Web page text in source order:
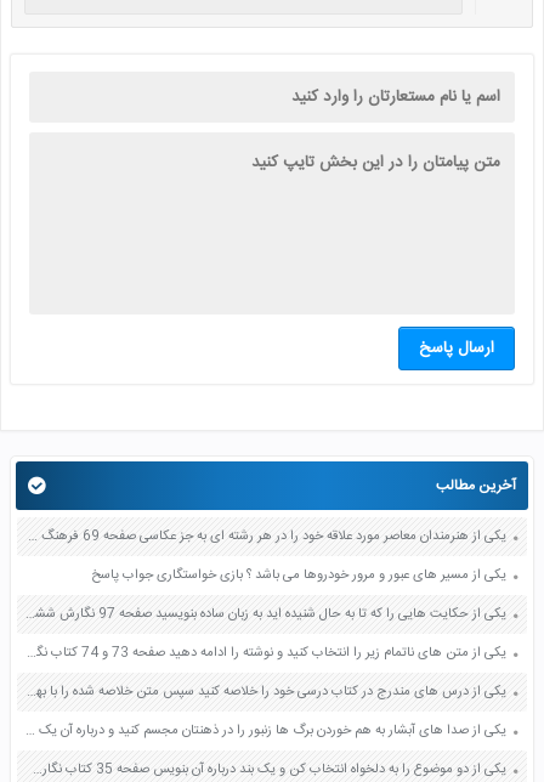
ارسال پاسخ
آخرین مطالب
یکی از هنرمندان معاصر مورد علاقه خود را در هر رشته ای به جز عکاسی صفحه 69 فرهنگ و هنر نهم
یکی از مسیر های عبور و مرور خودروها می باشد ؟ بازی خواستگاری جواب پاسخ
یکی از حکایت هایی را که تا به حال شنیده اید به زبان ساده بنویسید صفحه 97 نگارش ششم دبستان
یکی از متن های ناتمام زیر را انتخاب کنید و نوشته را ادامه دهید صفحه 73 و 74 کتاب نگارش فارسی پنجم دبستان
یکی از درس های مندرج در کتاب درسی خود را خلاصه کنید سپس متن خلاصه شده را با بهره گیری از روش های دسته بندی نمودار جدول نقشه مفهومی نشان دهید صفحه 118 نگارش یازدهم
یکی از صدا های آبشار به هم خوردن برگ ها زنبور را در ذهنتان مجسم کنید و درباره آن یک بند بنویسید صفحه 11 نگارش پنجم
یکی از دو موضوع را به دلخواه انتخاب کن و یک بند درباره آن بنویس صفحه 35 کتاب نگارش فارسی سوم